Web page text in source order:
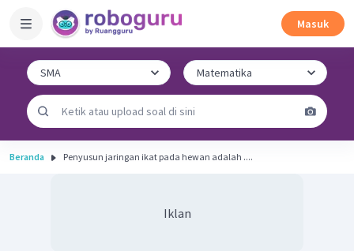
Masuk
Beranda Penyusun jaringan ikat pada hewan adalah ....
Iklan